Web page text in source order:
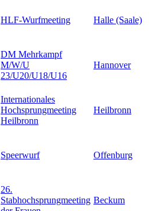
HLF-Wurfmeeting Halle (Saale)
DM Mehrkampf
M/W/U
23/U20/U18/U16
Hannover
Internationales
Hochsprungmeeting
Heilbronn
Heilbronn
Speerwurf Offenburg
26.
Stabhochsprungmeeting Beckum